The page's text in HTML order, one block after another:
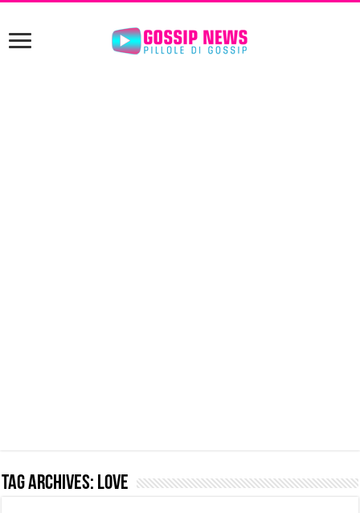
Tag Archives: love